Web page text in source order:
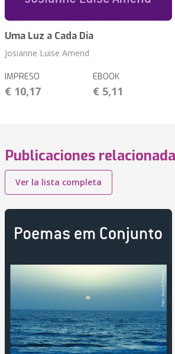
Uma Luz a Cada Dia
Josianne Luise Amend
IMPRESO
€ 10,17
EBOOK
€ 5,11
Publicaciones
Ver la lista completa